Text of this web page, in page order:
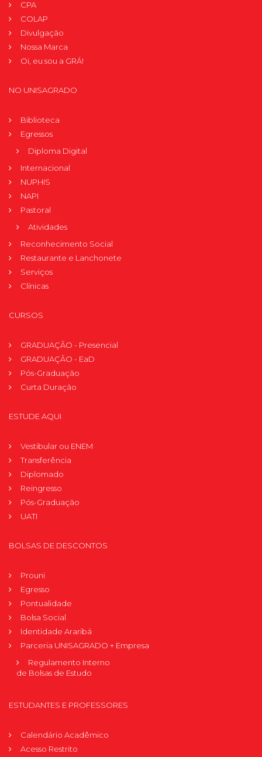
CPA
COLAP
Divulgação
Nossa Marca
Oi, eu sou a GRÁ!
NO UNISAGRADO
Biblioteca
Egressos
Diploma Digital
Internacional
NUPHIS
NAPI
Pastoral
Atividades
Reconhecimento Social
Restaurante e Lanchonete
Serviços
Clínicas
CURSOS
GRADUAÇÃO - Presencial
GRADUAÇÃO - EaD
Pós-Graduação
Curta Duração
ESTUDE AQUI
Vestibular ou ENEM
Transferência
Diplomado
Reingresso
Pós-Graduação
UATI
BOLSAS DE DESCONTOS
Prouni
Egresso
Pontualidade
Bolsa Social
Identidade Araribá
Parceria UNISAGRADO + Empresa
Regulamento Interno
de Bolsas de Estudo
ESTUDANTES E PROFESSORES
Calendário Acadêmico
Acesso Restrito